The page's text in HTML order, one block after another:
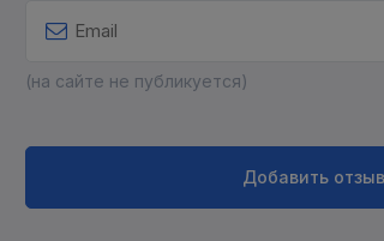
(на сайте не публикуется)
Добавить отзыв